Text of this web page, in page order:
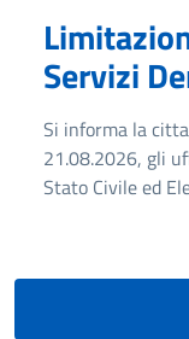
Servizi
Si informa la
21.08.2026, gli
Stato Civile ed